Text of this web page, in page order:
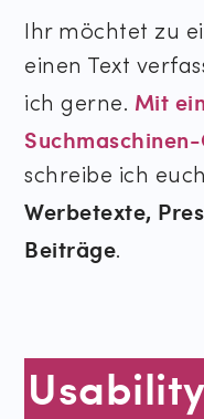
Ihr möchtet zu
einen Text
ich gerne. Mit
schreibe ich
Werbetexte,
Beiträge.
Usability